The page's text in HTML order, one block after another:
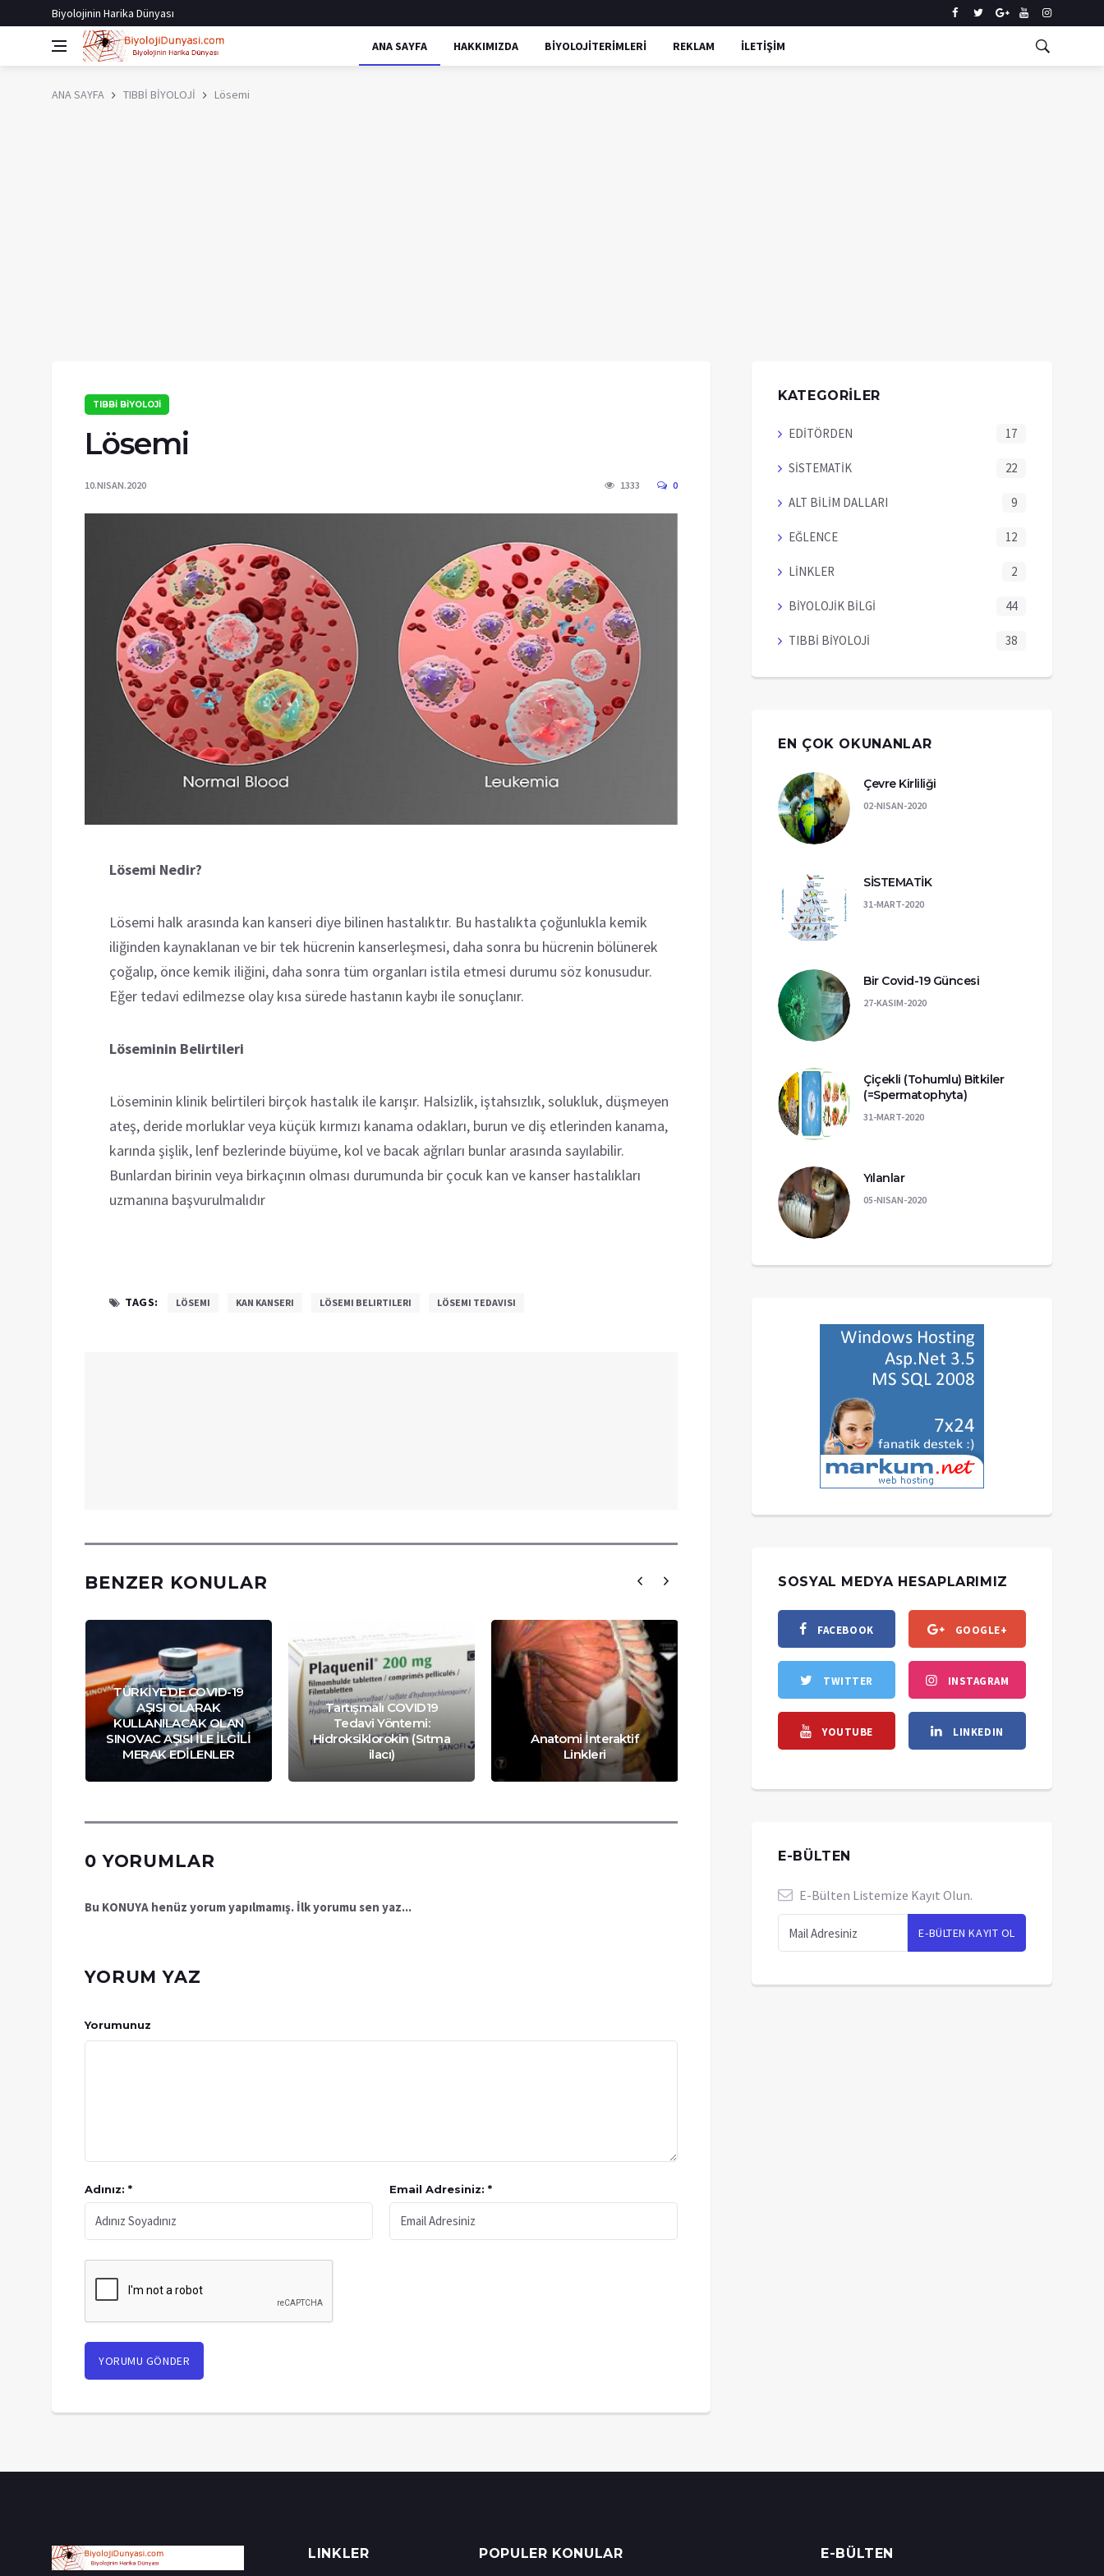
Biyolojinin Harika Dünyası
ANA SAYFA HAKKIMIZDA BİYOLOJİTERİMLERİ REKLAM İLETİŞİM
ANA SAYFA TIBBİ BİYOLOJİ Lösemi
TIBBİ BİYOLOJİ
Lösemi
10.NISAN.2020 1333 0
Lösemi Nedir?
Lösemi halk arasında kan kanseri diye bilinen hastalıktır. Bu hastalıkta çoğunlukla kemik
iliğinden kaynaklanan ve bir tek hücrenin kanserleşmesi, daha sonra bu hücrenin bölünerek
çoğalıp, önce kemik iliğini, daha sonra tüm organları istila etmesi durumu söz konusudur.
Eğer tedavi edilmezse olay kısa sürede hastanın kaybı ile sonuçlanır.
Löseminin Belirtileri
Löseminin klinik belirtileri birçok hastalık ile karışır. Halsizlik, iştahsızlık, solukluk, düşmeyen
ateş, deride morluklar veya küçük kırmızı kanama odakları, burun ve diş etlerinden kanama,
karında şişlik, lenf bezlerinde büyüme, kol ve bacak ağrıları bunlar arasında sayılabilir.
Bunlardan birinin veya birkaçının olması durumunda bir çocuk kan ve kanser hastalıkları
uzmanına başvurulmalıdır
TAGS: LÖSEMI KAN KANSERI LÖSEMI BELIRTILERI LÖSEMI TEDAVISI
BENZER KONULAR
TÜRKİYE’DE COVID-19
AŞISI OLARAK
KULLANILACAK OLAN
SINOVAC AŞISI İLE İLGİLİ
MERAK EDİLENLER
Tartışmalı COVID19
Tedavi Yöntemi:
Hidroksiklorokin (Sıtma
ilacı)
Anatomi İnteraktif
Linkleri
Anatomi Levhaları Anatomi Atlası_3
0 YORUMLAR
Bu KONUYA henüz yorum yapılmamış. İlk yorumu sen yaz...
YORUM YAZ
Yorumunuz
Adınız: * Email Adresiniz: *
KATEGORİLER
EDİTÖRDEN 17
SİSTEMATİK 22
ALT BİLİM DALLARI 9
EĞLENCE 12
LİNKLER 2
BİYOLOJİK BİLGİ 44
TIBBİ BİYOLOJİ 38
EN ÇOK OKUNANLAR
Çevre Kirliliği
02-NISAN-2020
SİSTEMATİK
31-MART-2020
Bir Covid-19 Güncesi
27-KASIM-2020
Çiçekli (Tohumlu) Bitkiler
(=Spermatophyta)
31-MART-2020
Yılanlar
05-NISAN-2020
SOSYAL MEDYA HESAPLARIMIZ
FACEBOOK
TWITTER
YOUTUBE
GOOGLE+
INSTAGRAM
LINKEDIN
E-BÜLTEN
E-Bülten Listemize Kayıt Olun.
LINKLER POPULER KONULAR E-BÜLTEN